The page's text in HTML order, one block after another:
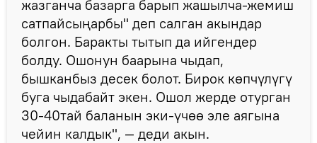
жазганча базарга барып жашылча-жемиш
сатпайсыңарбы" деп салган акындар
болгон. Баракты тытып да ийгендер
болду. Ошонун баарына чыдап,
бышканбыз десек болот. Бирок көпчүлүгү
буга чыдабайт экен. Ошол жерде отурган
30-40тай баланын эки-үчөө эле аягына
чейин калдык", — деди акын.